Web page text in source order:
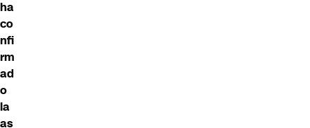
ha
co
nfi
rm
ad
o
la
as